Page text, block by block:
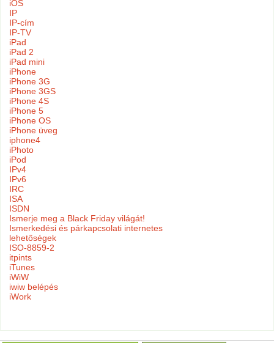
iOS
IP
IP-cím
IP-TV
iPad
iPad 2
iPad mini
iPhone
iPhone 3G
iPhone 3GS
iPhone 4S
iPhone 5
iPhone OS
iPhone üveg
iphone4
iPhoto
iPod
IPv4
IPv6
IRC
ISA
ISDN
Ismerje meg a Black Friday világát!
Ismerkedési és párkapcsolati internetes
lehetőségek
ISO-8859-2
itpints
iTunes
iWiW
iwiw belépés
iWork